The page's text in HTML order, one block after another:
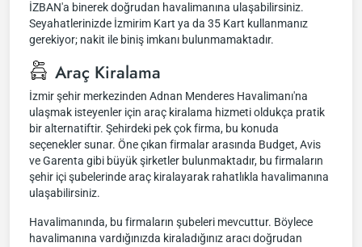
İZBAN'a binerek doğrudan havalimanına ulaşabilirsiniz.
Seyahatlerinizde İzmirim Kart ya da 35 Kart kullanmanız
gerekiyor; nakit ile biniş imkanı bulunmamaktadır.
Araç Kiralama
İzmir şehir merkezinden Adnan Menderes Havalimanı'na
ulaşmak isteyenler için araç kiralama hizmeti oldukça pratik
bir alternatiftir. Şehirdeki pek çok firma, bu konuda
seçenekler sunar. Öne çıkan firmalar arasında Budget, Avis
ve Garenta gibi büyük şirketler bulunmaktadır, bu firmaların
şehir içi şubelerinde araç kiralayarak rahatlıkla havalimanına
ulaşabilirsiniz.
Havalimanında, bu firmaların şubeleri mevcuttur. Böylece
havalimanına vardığınızda kiraladığınız aracı doğrudan